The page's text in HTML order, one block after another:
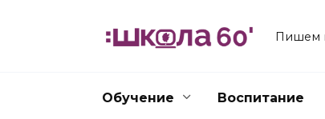
Пишем
Обучение Воспитание